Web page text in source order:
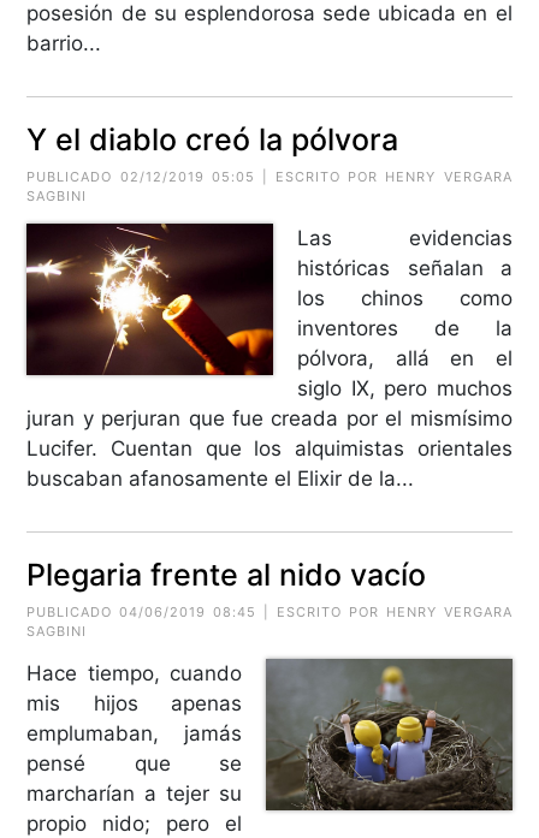
posesión de su esplendorosa sede ubicada en el
barrio...
Y el diablo creó la pólvora
PUBLICADO 02/12/2019 05:05 | ESCRITO POR HENRY VERGARA
SAGBINI
Las evidencias
históricas señalan a
los chinos como
inventores de la
pólvora, allá en el
siglo IX, pero muchos
juran y perjuran que fue creada por el mismísimo
Lucifer. Cuentan que los alquimistas orientales
buscaban afanosamente el Elixir de la...
Plegaria frente al nido vacío
PUBLICADO 04/06/2019 08:45 | ESCRITO POR HENRY VERGARA
SAGBINI
Hace tiempo, cuando
mis hijos apenas
emplumaban, jamás
pensé que se
marcharían a tejer su
propio nido; pero el